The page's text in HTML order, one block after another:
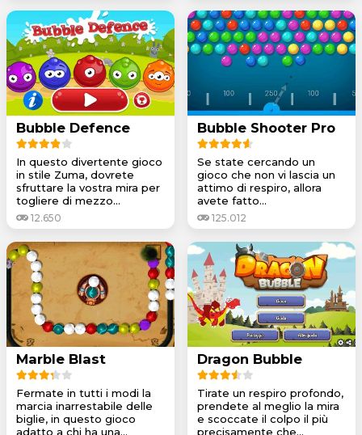
Bubble Defence
In questo divertente gioco
in stile Zuma, dovrete
sfruttare la vostra mira per
togliere di mezzo...
12.650
Bubble Shooter Pro
Se state cercando un
gioco che non vi lascia un
attimo di respiro, allora
avete fatto...
125.012
Marble Blast
Fermate in tutti i modi la
marcia inarrestabile delle
biglie, in questo gioco
adatto a chi ha una...
Dragon Bubble
Tirate un respiro profondo,
prendete al meglio la mira
e scoccate il colpo il più
precisamente che...